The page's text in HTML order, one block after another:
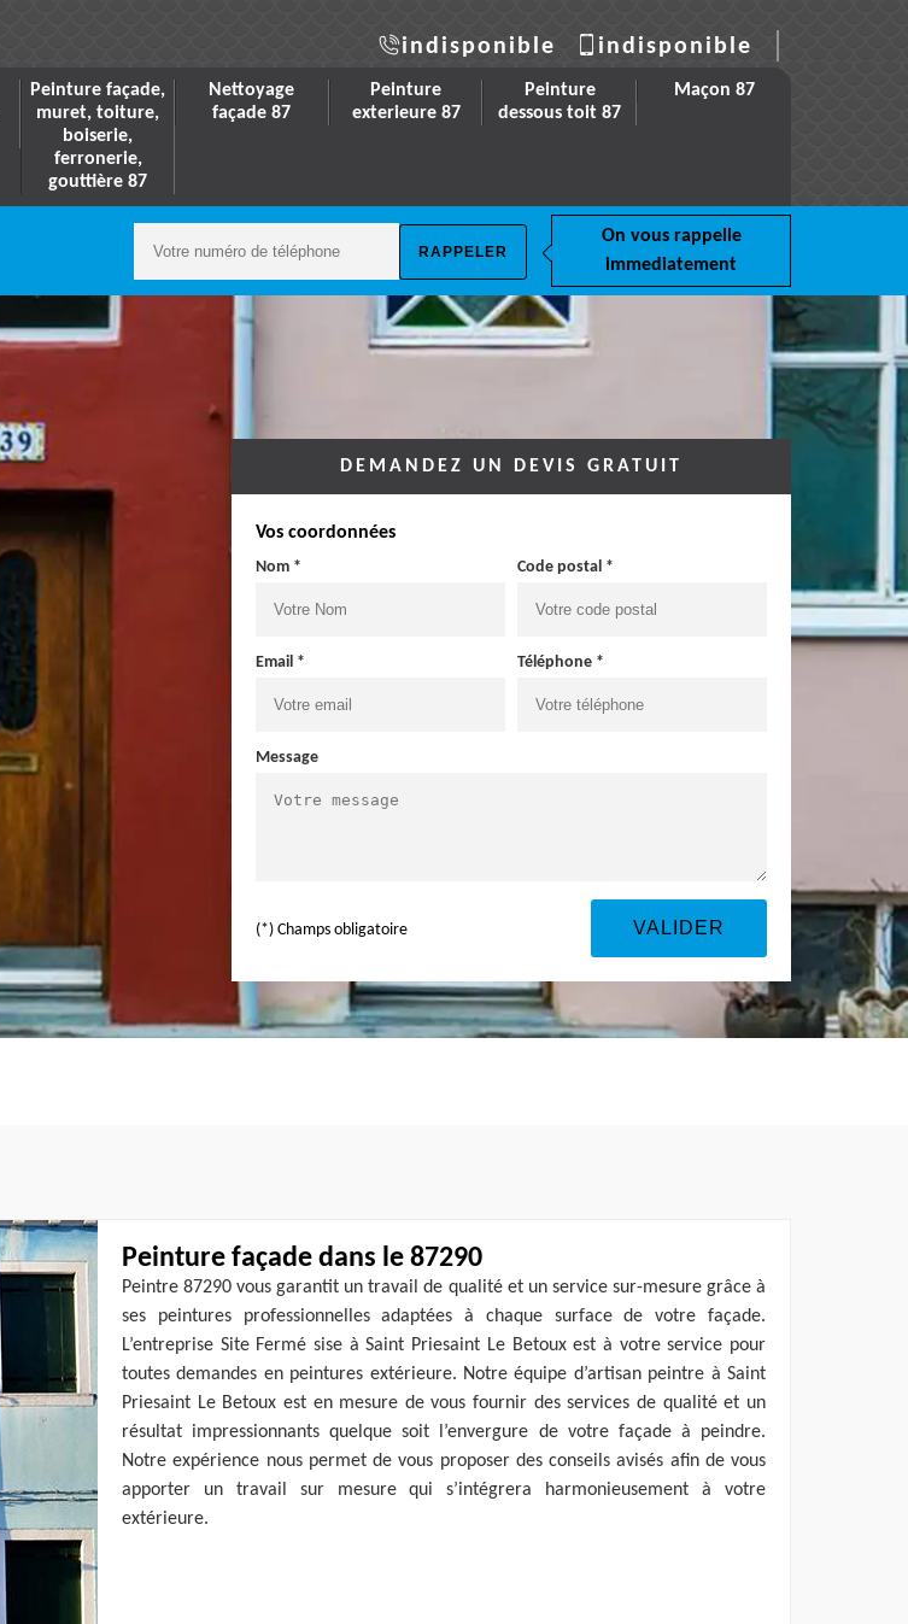
indisponible indisponible
Peinture façade,
muret, toiture,
boiserie,
ferronerie,
gouttière 87
Nettoyage
façade 87
Peinture
exterieure 87
Peinture
dessous toit 87
Maçon 87
On vous rappelle
immediatement
DEMANDEZ UN DEVIS GRATUIT
Vos coordonnées
Nom * Code postal *
Email * Téléphone *
Message
(*) Champs obligatoire
Peinture façade dans le 87290
Peintre 87290 vous garantit un travail de qualité et un service sur-mesure grâce à
ses peintures professionnelles adaptées à chaque surface de votre façade.
L’entreprise Site Fermé sise à Saint Priesaint Le Betoux est à votre service pour
toutes demandes en peintures extérieure. Notre équipe d’artisan peintre à Saint
Priesaint Le Betoux est en mesure de vous fournir des services de qualité et un
résultat impressionnants quelque soit l’envergure de votre façade à peindre.
Notre expérience nous permet de vous proposer des conseils avisés afin de vous
apporter un travail sur mesure qui s’intégrera harmonieusement à votre
extérieure.